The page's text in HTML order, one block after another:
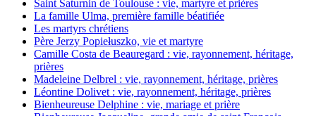
Saint Saturnin de Toulouse : vie, martyre et prières
La famille Ulma, première famille béatifiée
Les martyrs chrétiens
Père Jerzy Popiełuszko, vie et martyre
Camille Costa de Beauregard : vie, rayonnement, héritage,
prières
Madeleine Delbrel : vie, rayonnement, héritage, prières
Léontine Dolivet : vie, rayonnement, héritage, prières
Bienheureuse Delphine : vie, mariage et prière